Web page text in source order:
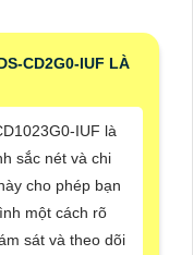
CD2G0-IUF LÀ
IUF là
sắc nét và chi
cho phép bạn
một cách rõ
sát và theo dõi